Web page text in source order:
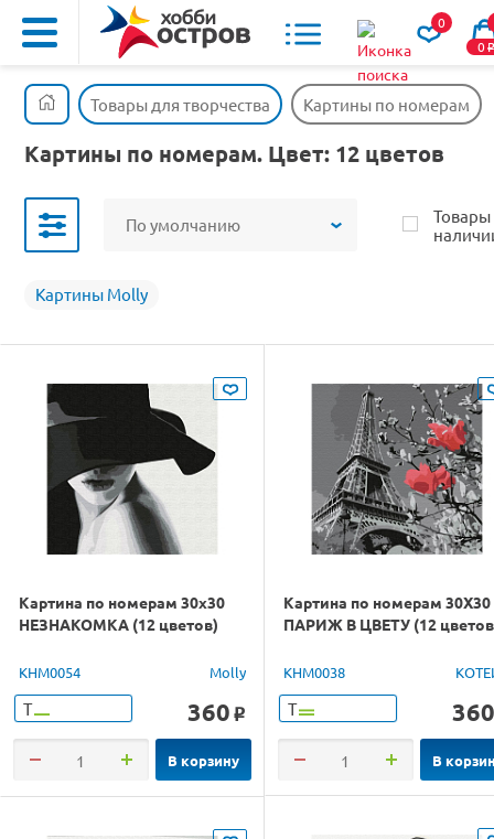
0
0o
Товары для творчества Картины по номерам
Картины по номерам. Цвет: 12 цветов
По умолчанию
Товары
Картины Molly
Картина по номерам 30х30
НЕЗНАКОМКА (12 цветов)
KHM0054 Molly
Т 360 o
В корзину
Картина по номерам 30Х30
ПАРИЖ В ЦВЕТУ (12
KHM0038
Т 360
В